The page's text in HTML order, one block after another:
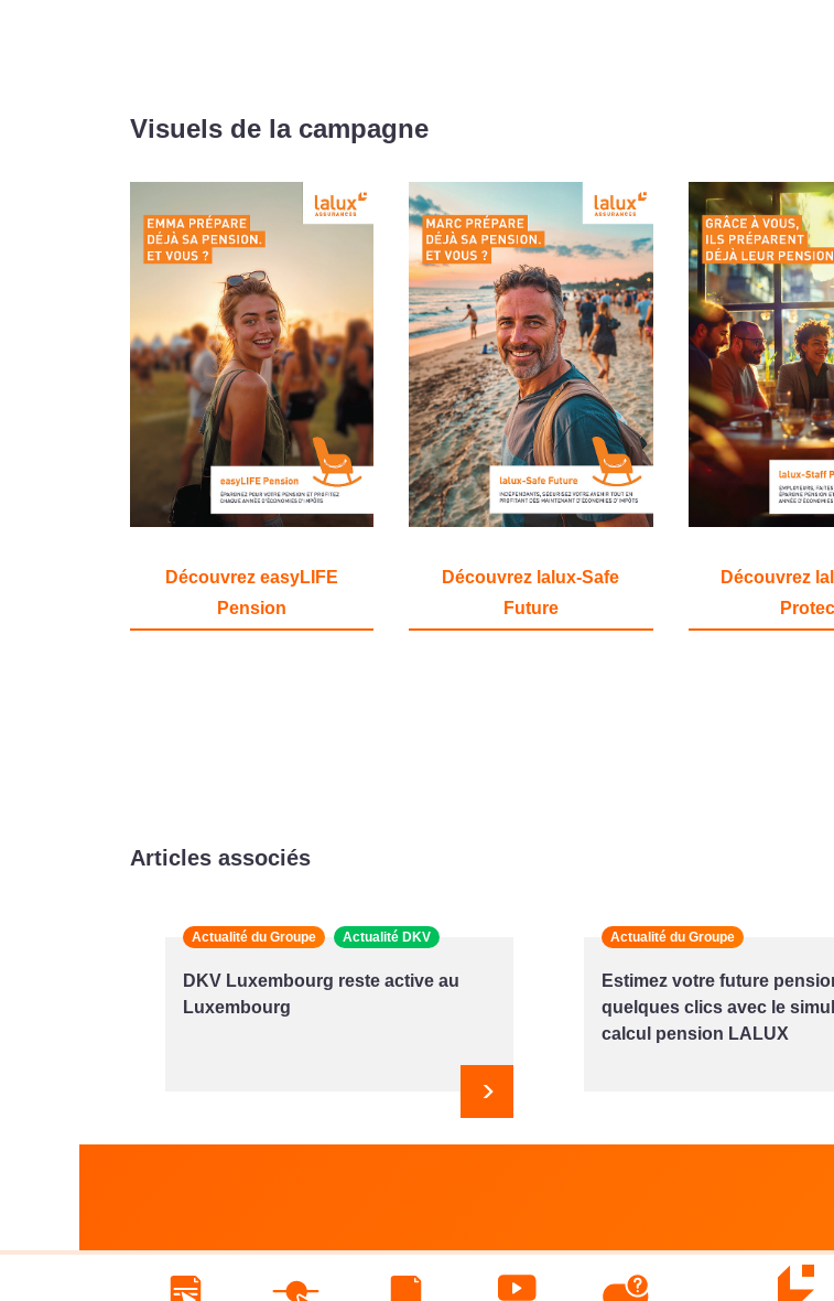
Visuels de la campagne
Découvrez easyLIFE
Pension
Découvrez lalux-Safe
Future
Découvrez
Articles associés
Actualité du Groupe Actualité DKV
DKV Luxembourg reste active au
Luxembourg
Suivant
Actualité du Groupe
Estimez votre future
quelques clics avec le
calcul pension LALUX